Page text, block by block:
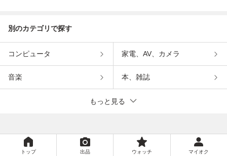
別のカテゴリで探す
コンピュータ 家電、AV、カメラ
音楽 本、雑誌
もっと見る
トップ 出品 ウォッチ マイオク